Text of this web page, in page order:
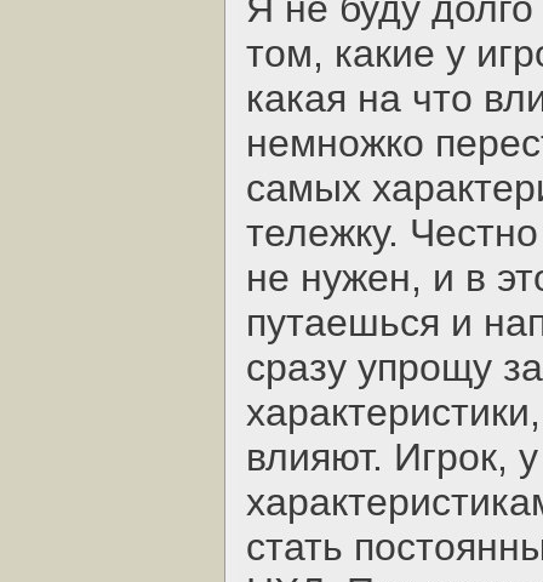
том, какие у
какая на что
немножко
самых
тележку.
не нужен, и в
путаешься и
сразу упрощу
влияют. Игрок,
стать